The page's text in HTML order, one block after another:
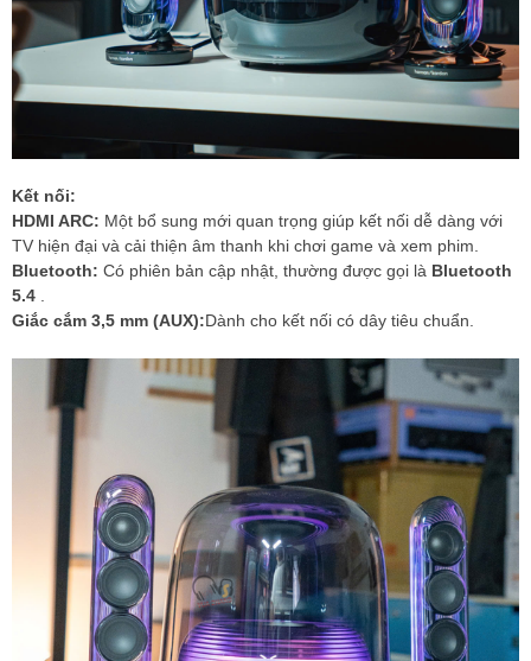
Kết nối:
HDMI ARC: Một bổ sung mới quan trọng giúp kết nối dễ dàng với
TV hiện đại và cải thiện âm thanh khi chơi game và xem phim.
Bluetooth: Có phiên bản cập nhật, thường được gọi là Bluetooth
5.4
Giắc cắm 3,5 mm (AUX):Dành cho kết nối có dây tiêu chuẩn.